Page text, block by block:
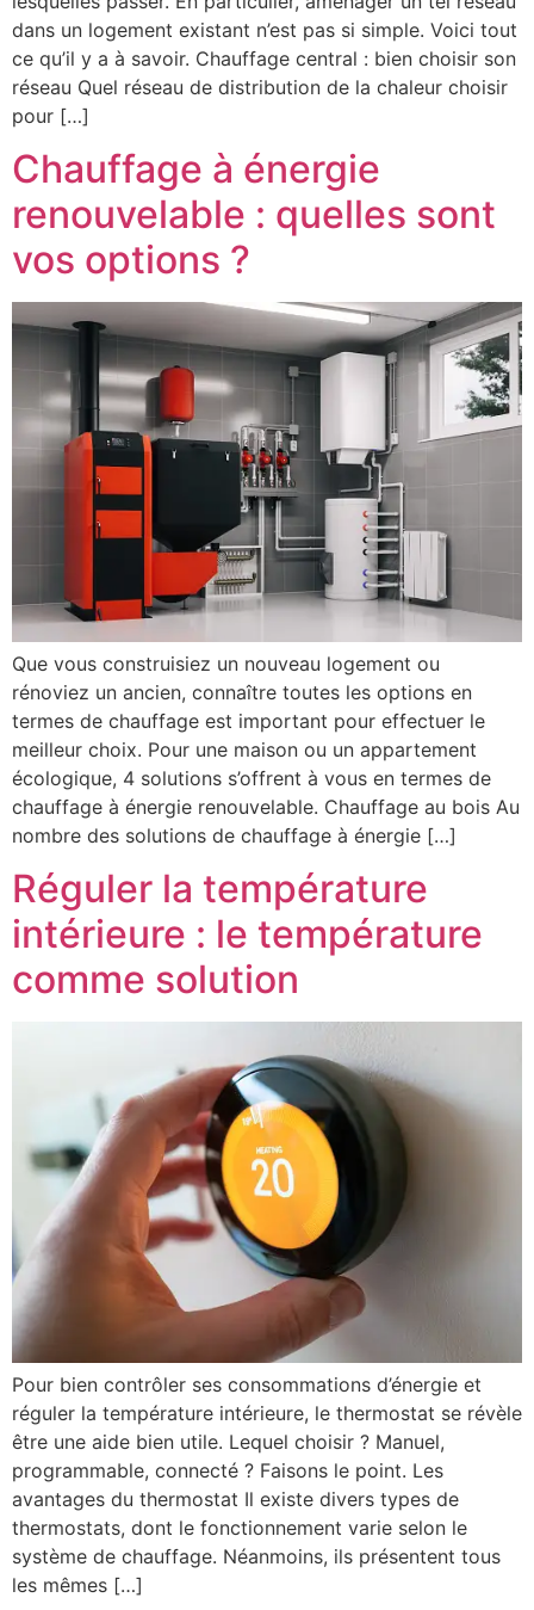
dans un logement existant n’est pas si simple. Voici tout
ce qu’il y a à savoir. Chauffage central : bien choisir son
réseau Quel réseau de distribution de la chaleur choisir
pour […]
Chauffage à énergie
renouvelable : quelles sont
vos options ?
Que vous construisiez un nouveau logement ou
rénoviez un ancien, connaître toutes les options en
termes de chauffage est important pour effectuer le
meilleur choix. Pour une maison ou un appartement
écologique, 4 solutions s’offrent à vous en termes de
chauffage à énergie renouvelable. Chauffage au bois Au
nombre des solutions de chauffage à énergie […]
Réguler la température
intérieure : le température
comme solution
Pour bien contrôler ses consommations d’énergie et
réguler la température intérieure, le thermostat se révèle
être une aide bien utile. Lequel choisir ? Manuel,
programmable, connecté ? Faisons le point. Les
avantages du thermostat Il existe divers types de
thermostats, dont le fonctionnement varie selon le
système de chauffage. Néanmoins, ils présentent tous
les mêmes […]